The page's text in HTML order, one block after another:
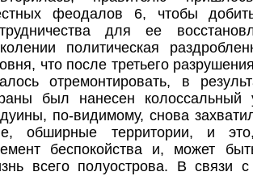
феодалов 6, чтобы
для ее
политическая
что после третьего
отремонтировать, в
был нанесен
по-видимому, снова
обширные территории, и
беспокойства и, может
всего полуострова. В